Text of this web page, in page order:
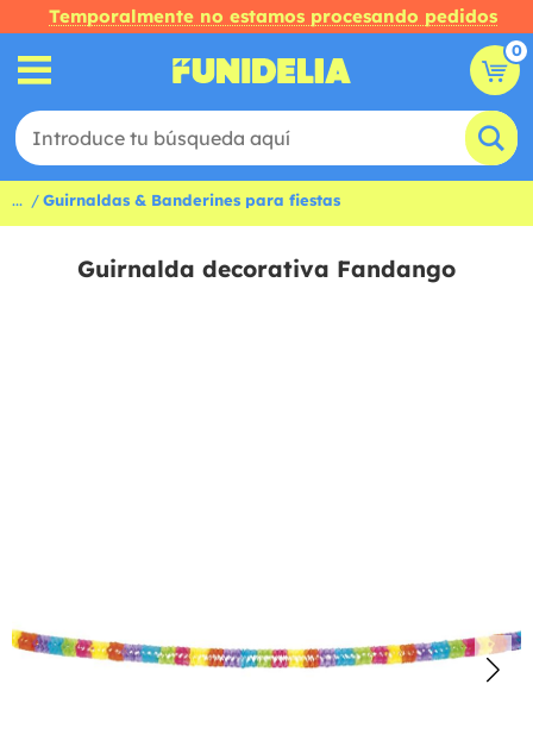
Temporalmente no estamos procesando pedidos
0
... Guirnaldas & Banderines para fiestas
Guirnalda decorativa Fandango